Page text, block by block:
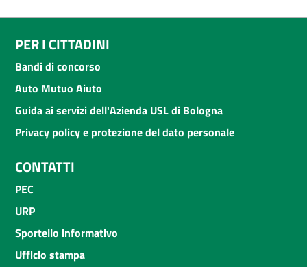
PER I CITTADINI
Bandi di concorso
Auto Mutuo Aiuto
Guida ai servizi dell'Azienda USL di Bologna
Privacy policy e protezione del dato personale
CONTATTI
PEC
URP
Sportello informativo
Ufficio stampa